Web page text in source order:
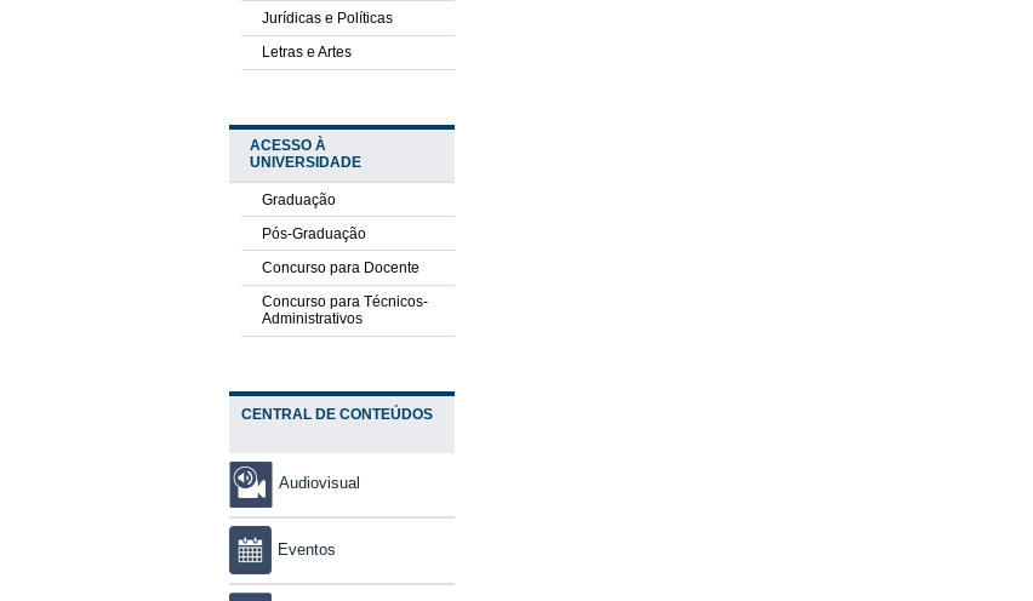
Jurídicas e Políticas
Letras e Artes
ACESSO À
UNIVERSIDADE
Graduação
Pós-Graduação
Concurso para Docente
Concurso para Técnicos-
Administrativos
CENTRAL DE CONTEÚDOS
Audiovisual
Eventos